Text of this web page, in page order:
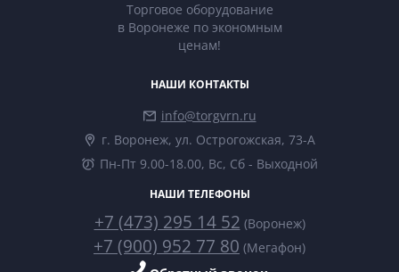
Торговое оборудование
в Воронеже по экономным
ценам!
НАШИ КОНТАКТЫ
info@torgvrn.ru
г. Воронеж, ул. Острогожская, 73-А
Пн-Пт 9.00-18.00, Вс, Сб - Выходной
НАШИ ТЕЛЕФОНЫ
+7 (473) 295 14 52 (Воронеж)
+7 (900) 952 77 80 (Мегафон)